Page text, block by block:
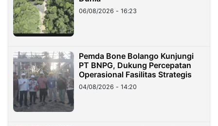
06/08/2026 - 16:23
Pemda Bone Bolango Kunjungi
PT BNPG, Dukung Percepatan
Operasional Fasilitas Strategis
04/08/2026 - 14:20